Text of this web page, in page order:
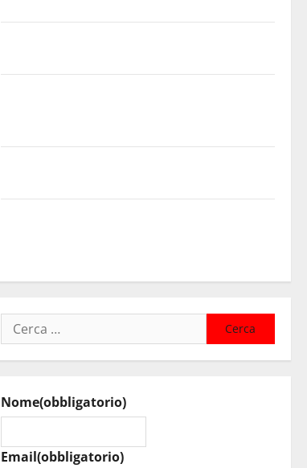
Ricerca
per:
Nome(obbligatorio)
Email(obbligatorio)